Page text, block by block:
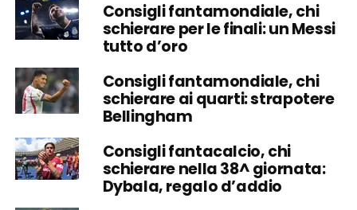
Consigli fantamondiale, chi
schierare per le finali: un Messi
tutto d’oro
Consigli fantamondiale, chi
schierare ai quarti: strapotere
Bellingham
Consigli fantacalcio, chi
schierare nella 38^ giornata:
Dybala, regalo d’addio